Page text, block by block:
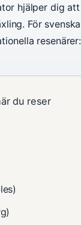
hjälper dig att
För svenska
resenärer:
du reser